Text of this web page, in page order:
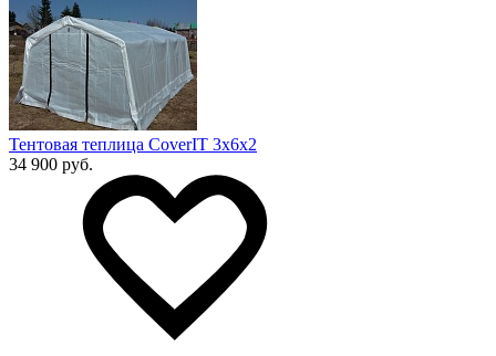
Тентовая теплица CoverIT 3х6х2
34 900 руб.